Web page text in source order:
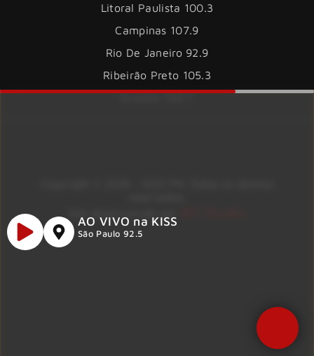
Litoral Paulista 100.3
Campinas 107.9
Rio De Janeiro 92.9
Ribeirão Preto 105.3
Brasília 106.7
AO VIVO na KISS
São Paulo 92.5